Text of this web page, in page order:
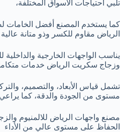
تلبي احتياجات الأسواق المختلفة،
كما يستخدم المصنع أفضل الخامات
الرياض مقاوم للكسر وذو متانة عالية
يناسب الواجهات الخارجية والداخلية
وزجاج سكريت الرياض خدمات
تشمل قياس الأبعاد، والتصميم،
مستوى من الجودة والدقة، كما يراعي
مصنع واجهات الرياض للالمنيوم
الحفاظ على مستوى عالي من الأداء